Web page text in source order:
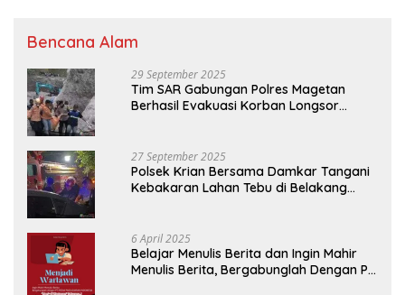
Bencana Alam
29 September 2025
Tim SAR Gabungan Polres Magetan
Berhasil Evakuasi Korban Longsor
27 September 2025
Polsek Krian Bersama Damkar Tangani
Kebakaran Lahan Tebu di Belakang
6 April 2025
Belajar Menulis Berita dan Ingin Mahir
Menulis Berita, Bergabunglah Dengan PT